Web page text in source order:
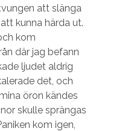
att slänga
kunna härda ut.
kom
där jag befann
ljudet aldrig
det, och
öron kändes
skulle sprängas
kom igen,